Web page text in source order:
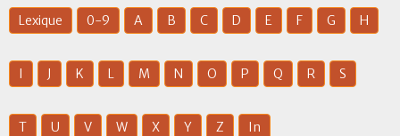
Lexique 0-9 A B C D E F G H
I J K L M N O P Q R S
T U V W X Y Z In